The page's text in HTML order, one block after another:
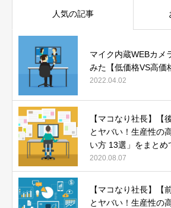
人気の記事
マイク内蔵WEBカメ
みた【低価格VS高価
2022.04.02
【マコなり社長】【
とヤバい！生産性の
い方 13選」をまとめ
2020.08.07
【マコなり社長】【
とヤバい！生産性の